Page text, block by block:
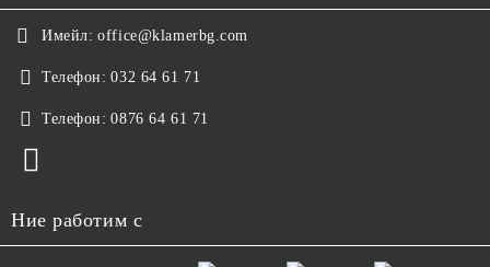
Имейл: office@klamerbg.com
Телефон: 032 64 61 71
Телефон: 0876 64 61 71
Ние работим с